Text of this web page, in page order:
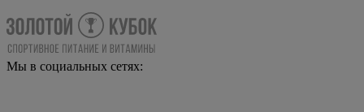
Мы в социальных сетях: